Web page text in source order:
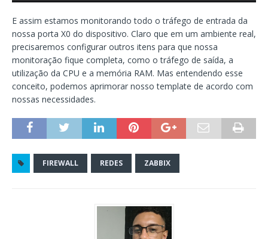
E assim estamos monitorando todo o tráfego de entrada da
nossa porta X0 do dispositivo. Claro que em um ambiente real,
precisaremos configurar outros itens para que nossa
monitoração fique completa, como o tráfego de saída, a
utilização da CPU e a memória RAM. Mas entendendo esse
conceito, podemos aprimorar nosso template de acordo com
nossas necessidades.
FIREWALL REDES ZABBIX